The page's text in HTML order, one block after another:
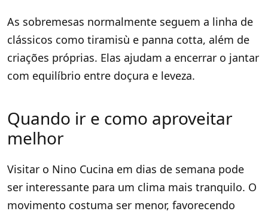
As sobremesas normalmente seguem a linha de
clássicos como tiramisù e panna cotta, além de
criações próprias. Elas ajudam a encerrar o jantar
com equilíbrio entre doçura e leveza.
Quando ir e como aproveitar
melhor
Visitar o Nino Cucina em dias de semana pode
ser interessante para um clima mais tranquilo. O
movimento costuma ser menor, favorecendo